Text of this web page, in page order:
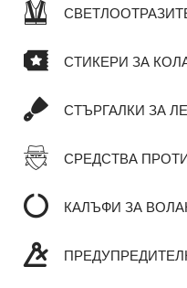
СТИКЕРИ ЗА
СТЪРГАЛКИ ЗА
СРЕДСТВА
КАЛЪФИ ЗА